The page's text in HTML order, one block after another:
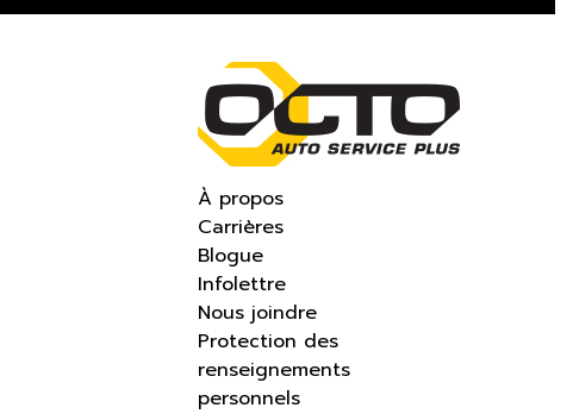
À propos
Carrières
Blogue
Infolettre
Nous joindre
Protection des
renseignements
personnels